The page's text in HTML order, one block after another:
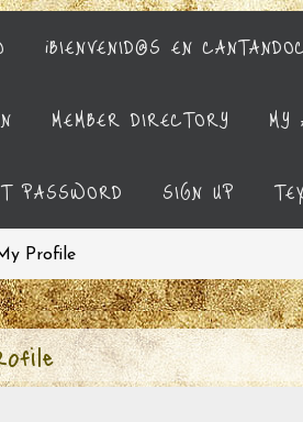
¡BIENVENID@S EN
MEMBER DIRECTORY MY
PASSWORD SIGN UP
Profile